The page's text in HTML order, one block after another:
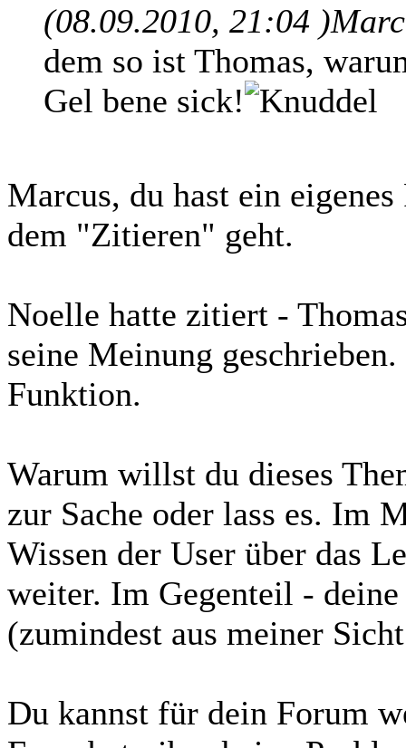
(08.09.2010, 21:04 )
dem so ist Thomas,
Gel bene sick!
Marcus, du hast ein
dem "Zitieren" geht.
Noelle hatte zitiert -
seine Meinung
Funktion.
Warum willst du dieses
zur Sache oder lass es. Im
Wissen der User über das
weiter. Im Gegenteil -
(zumindest aus meiner
Du kannst für dein Forum